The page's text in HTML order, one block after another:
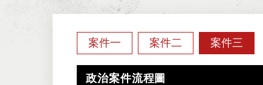
案件一 案件二 案件三
政治案件流程圖